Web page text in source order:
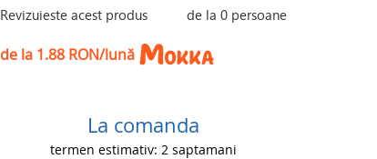
Revizuieste acest produs de la0 persoane
de la 1.88 RON/lună
La comanda
termen estimativ: 2 saptamani